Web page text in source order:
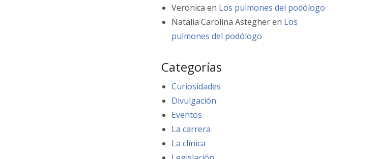
Veronica en Los pulmones del podólogo
Natalia Carolina Astegheren Los
pulmones del podólogo
Categorías
Curiosidades
Divulgación
Eventos
La carrera
La clínica